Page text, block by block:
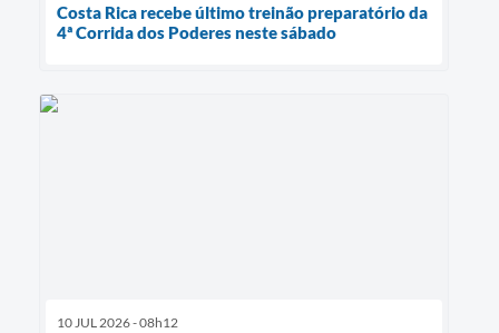
Costa Rica recebe último treinão preparatório da
4ª Corrida dos Poderes neste sábado
10 JUL 2026 - 08h12